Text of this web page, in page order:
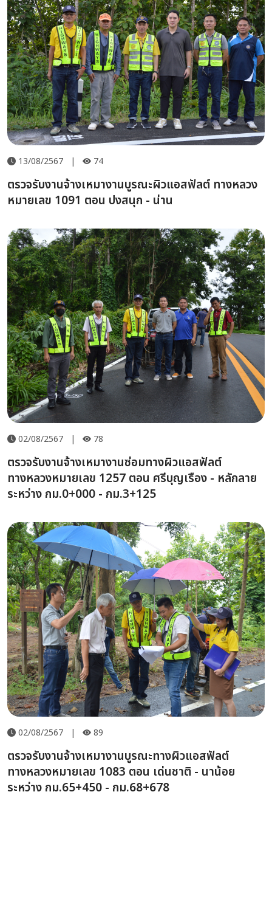
13/08/2567 | 74
ตรวจรับงานจ้างเหมางานบูรณะผิวแอสฟัลต์ ทางหลวง
หมายเลข 1091 ตอน ปงสนุก - น่าน
02/08/2567 | 78
ตรวจรับงานจ้างเหมางานซ่อมทางผิวแอสฟัลต์
ทางหลวงหมายเลข 1257 ตอน ศรีบุญเรือง - หลักลาย
ระหว่าง กม.0+000 - กม.3+125
02/08/2567 | 89
ตรวจรับงานจ้างเหมางานบูรณะทางผิวแอสฟัลต์
ทางหลวงหมายเลข 1083 ตอน เด่นชาติ - นาน้อย
ระหว่าง กม.65+450 - กม.68+678